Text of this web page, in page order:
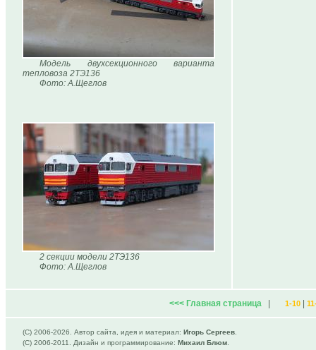
Модель двухсекционного варианта
тепловоза 2ТЭ136
Фото: А.Щеглов
2 секции модели 2ТЭ136
Фото: А.Щеглов
<<< Главная страница 1-10|
(C) 2006-2026. Автор сайта, идея и материал: Игорь Сергеев
(C) 2006-2011. Дизайн и программирование: Михаил Блюм